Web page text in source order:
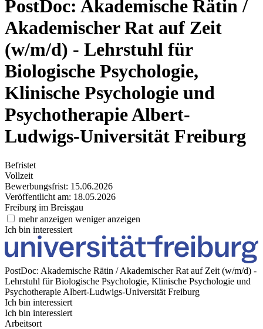
PostDoc: Akademische Rätin /
Akademischer Rat auf Zeit
(w/m/d) - Lehrstuhl für
Biologische Psychologie,
Klinische Psychologie und
PsychotherapieAlbert-
Ludwigs-Universität Freiburg
Befristet
Vollzeit
Bewerbungsfrist: 15.06.2026
Veröffentlicht am: 18.05.2026
Freiburg im Breisgau
mehr anzeigen weniger anzeigen
Ich bin interessiert
PostDoc: Akademische Rätin / Akademischer Rat auf Zeit (w/m/d) -
Lehrstuhl für Biologische Psychologie, Klinische Psychologie und
Psychotherapie Albert-Ludwigs-Universität Freiburg
Ich bin interessiert
Ich bin interessiert
Arbeitsort